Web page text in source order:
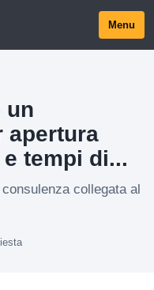
Menu
un
apertura
tempi di...
collegata al